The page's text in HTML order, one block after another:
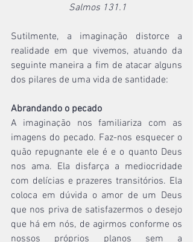
Salmos 131.1
Sutilmente, a imaginação distorce a
realidade em que vivemos, atuando da
seguinte maneira a fim de atacar alguns
dos pilares de uma vida de santidade:
Abrandando o pecado
A imaginação nos familiariza com as
imagens do pecado. Faz-nos esquecer o
quão repugnante ele é e o quanto Deus
nos ama. Ela disfarça a mediocridade
com delícias e prazeres transitórios. Ela
coloca em dúvida o amor de um Deus
que nos priva de satisfazermos o desejo
que há em nós, de agirmos conforme os
nossos próprios planos sem a